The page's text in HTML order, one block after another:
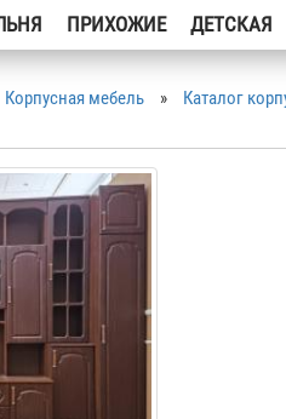
ПРИХОЖИЕ ДЕТСКАЯ
Корпусная мебель » Каталог